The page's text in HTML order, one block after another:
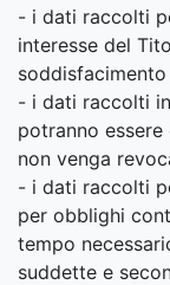
- i dati raccolti
interesse del
- i dati raccolti
potranno
non venga
- i dati raccolti
per obblighi
tempo
suddette e